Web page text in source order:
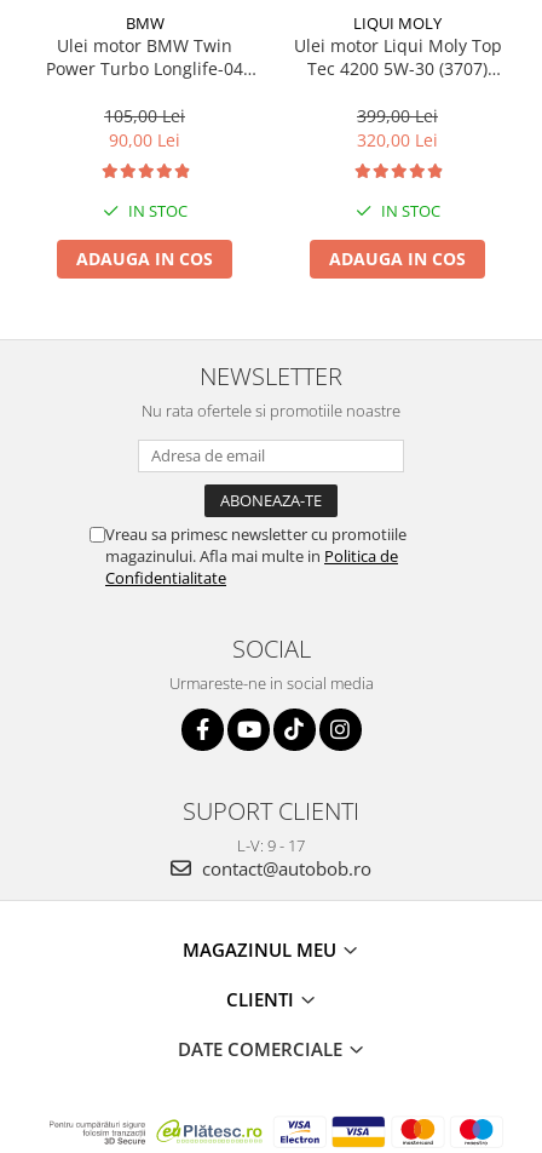
BMW
Ulei motor BMW Twin
Power Turbo Longlife-04
105,00 Lei
90,00 Lei
IN STOC
ADAUGA IN COS
LIQUI MOLY
Ulei motor Liqui Moly Top
Tec 4200 5W-30 (3707)
399,00 Lei
320,00 Lei
IN STOC
ADAUGA IN COS
NEWSLETTER
Nu rata ofertele si promotiile noastre
Vreau sa primesc newsletter cu promotiile
magazinului. Afla mai multe in Politica de
Confidentialitate
SOCIAL
Urmareste-ne in social media
SUPORT CLIENTI
L-V: 9 - 17
contact@autobob.ro
MAGAZINUL MEU
CLIENTI
DATE COMERCIALE